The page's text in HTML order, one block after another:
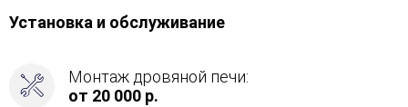
Установка и обслуживание
Монтаж дровяной печи:
от 20 000 р.